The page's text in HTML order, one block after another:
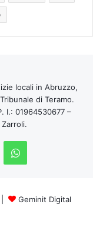
locali in Abruzzo,
di Teramo.
I.: 01964530677 –
WhatsApp
Geminit Digital